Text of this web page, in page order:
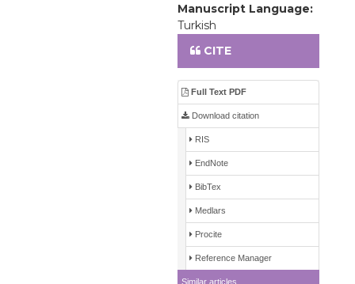
Manuscript Language:
Turkish
CITE
Full Text PDF
Download citation
RIS
EndNote
BibTex
Medlars
Procite
Reference Manager
Similar articles